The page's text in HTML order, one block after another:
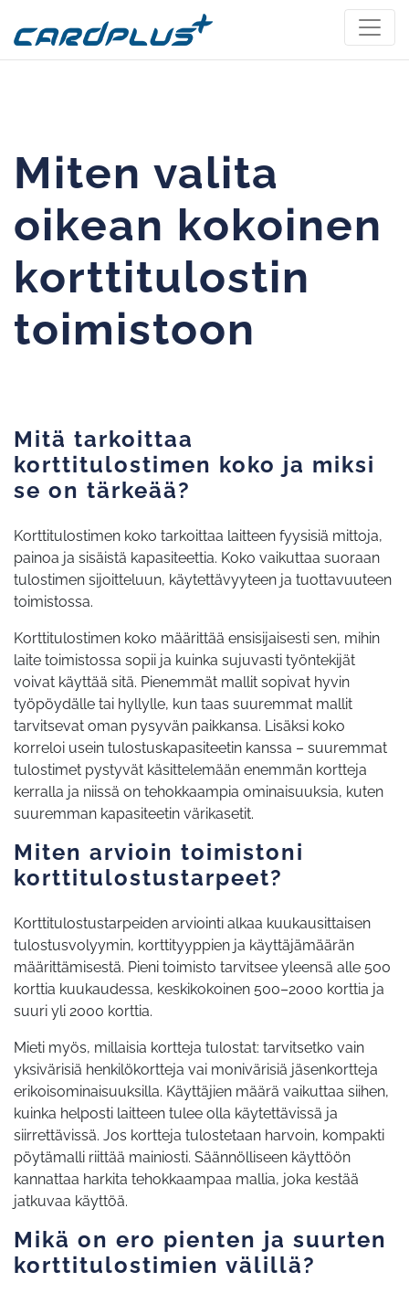
Miten valita
oikean kokoinen
korttitulostin
toimistoon
Mitä tarkoittaa
korttitulostimen koko ja miksi
se on tärkeää?
Korttitulostimen koko tarkoittaa laitteen fyysisiä mittoja,
painoa ja sisäistä kapasiteettia. Koko vaikuttaa suoraan
tulostimen sijoitteluun, käytettävyyteen ja tuottavuuteen
toimistossa.
Korttitulostimen koko määrittää ensisijaisesti sen, mihin
laite toimistossa sopii ja kuinka sujuvasti työntekijät
voivat käyttää sitä. Pienemmät mallit sopivat hyvin
työpöydälle tai hyllylle, kun taas suuremmat mallit
tarvitsevat oman pysyvän paikkansa. Lisäksi koko
korreloi usein tulostuskapasiteetin kanssa – suuremmat
tulostimet pystyvät käsittelemään enemmän kortteja
kerralla ja niissä on tehokkaampia ominaisuuksia, kuten
suuremman kapasiteetin värikasetit.
Miten arvioin toimistoni
korttitulostustarpeet?
Korttitulostustarpeiden arviointi alkaa kuukausittaisen
tulostusvolyymin, korttityyppien ja käyttäjämäärän
määrittämisestä. Pieni toimisto tarvitsee yleensä alle 500
korttia kuukaudessa, keskikokoinen 500–2000 korttia ja
suuri yli 2000 korttia.
Mieti myös, millaisia kortteja tulostat: tarvitsetko vain
yksivärisiä henkilökortteja vai monivärisiä jäsenkortteja
erikoisominaisuuksilla. Käyttäjien määrä vaikuttaa siihen,
kuinka helposti laitteen tulee olla käytettävissä ja
siirrettävissä. Jos kortteja tulostetaan harvoin, kompakti
pöytämalli riittää mainiosti. Säännölliseen käyttöön
kannattaa harkita tehokkaampaa mallia, joka kestää
jatkuvaa käyttöä.
Mikä on ero pienten ja suurten
korttitulostimien välillä?